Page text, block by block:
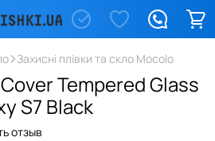
Захисні плівки та скло Mocolo
Tempered Glass
S7 Black
отзыв